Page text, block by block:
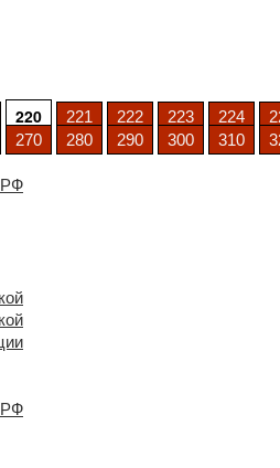
220 221 222 223 224
270 280 290 300 310